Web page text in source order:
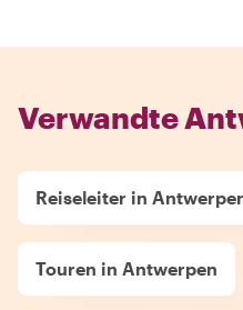
Verwandte
Reiseleiter in
Touren in Antwerpen